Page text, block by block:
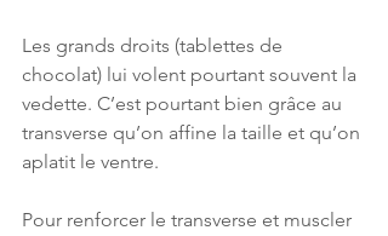
Les grands droits (tablettes de
chocolat) lui volent pourtant souvent la
vedette. C’est pourtant bien grâce au
transverse qu’on affine la taille et qu’on
aplatit le ventre.
Pour renforcer le transverse et muscler